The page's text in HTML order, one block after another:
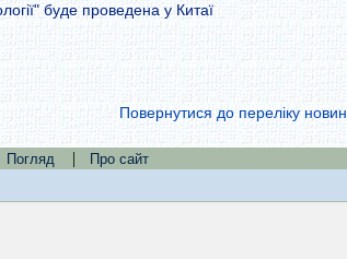
буде проведена у Китаї
Повернутися до переліку новин
Погляд |
Про сайт